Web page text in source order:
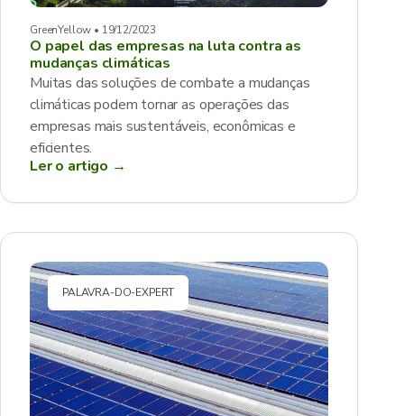
GreenYellow • 19/12/2023
O papel das empresas na luta contra as
mudanças climáticas
Muitas das soluções de combate a mudanças
climáticas podem tornar as operações das
empresas mais sustentáveis, econômicas e
eficientes.
Ler o artigo →
PALAVRA-DO-EXPERT